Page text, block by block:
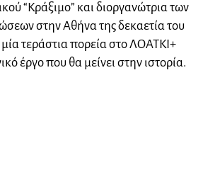
“Κράξιμο” και διοργανώτρια των
στην Αθήνα της δεκαετία του
τεράστια πορεία στο ΛΟΑΤΚΙ+
έργο που θα μείνει στην ιστορία.